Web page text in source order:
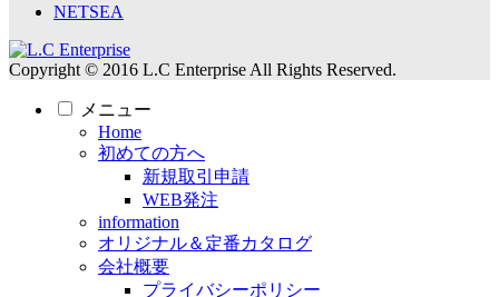
NETSEA
Copyright © 2016 L.C Enterprise All Rights Reserved.
メニュー
Home
初めての方へ
新規取引申請
WEB発注
information
オリジナル＆定番カタログ
会社概要
プライバシーポリシー